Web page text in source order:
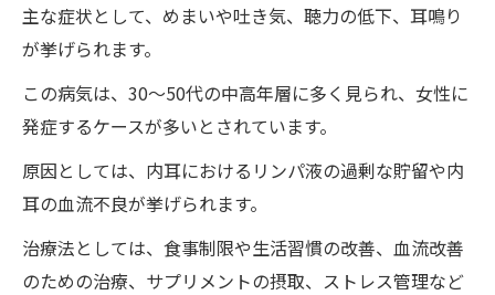
重度の症状であっても整体が有効
様々な症状に効果的な整体が徳島で受けられる
徳島で人気の整体院が、メニエール病にも対応
徳島の整体院・ワイルドボディでメニエール病
改善の実績多数！
メニエール病の発症リスクを下げ、後遺症を予
防する定期的な整体
肩こりから来ているめまいにも
主な症状として、めまいや吐き気、聴力の低下、耳鳴り
が挙げられます。
この病気は、30～50代の中高年層に多く見られ、女性に
発症するケースが多いとされています。
原因としては、内耳におけるリンパ液の過剰な貯留や内
耳の血流不良が挙げられます。
治療法としては、食事制限や生活習慣の改善、血流改善
のための治療、サプリメントの摂取、ストレス管理など